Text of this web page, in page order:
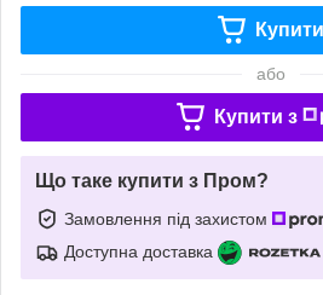
Купити
або
Купити з
Що таке купити з Пром?
Замовлення під захистом
Доступна доставка